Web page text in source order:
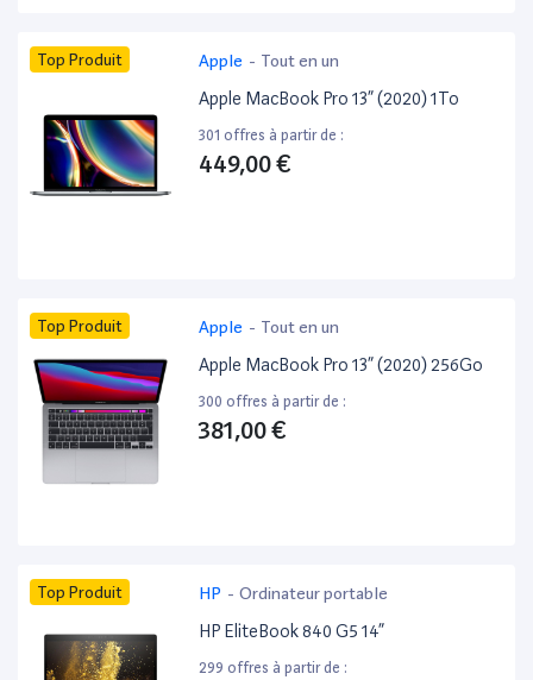
Top Produit Apple - Tout en un
Apple MacBook Pro 13” (2020) 1To
301 offres à partir de :
449,00 €
Top Produit Apple - Tout en un
Apple MacBook Pro 13” (2020) 256Go
300 offres à partir de :
381,00 €
Top Produit HP - Ordinateur portable
HP EliteBook 840 G5 14”
299 offres à partir de :